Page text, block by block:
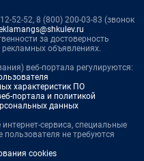
52-52, 8 (800) 200-03-83 (звонок
за достоверность
объявлениях.
веб-портала регулируются:
характеристик ПО
портала и политикой
данных
сервиса, специальные
пользователя не требуются
cookies